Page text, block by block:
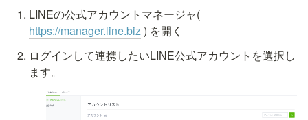
LINEの公式アカウントマネージャ(
https://manager.line.biz) を開く
ログインして連携したいLINE公式アカウントを選択し
ます。